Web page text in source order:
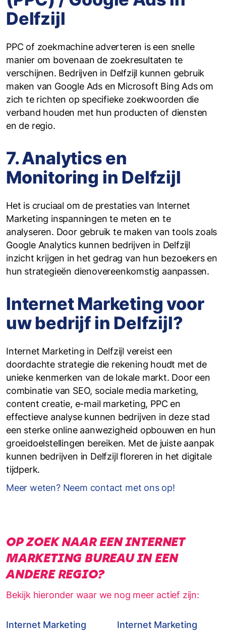
Delfzijl
PPC of zoekmachine adverteren is een snelle
manier om bovenaan de zoekresultaten te
verschijnen. Bedrijven in Delfzijl kunnen gebruik
maken van Google Ads en Microsoft Bing Ads om
zich te richten op specifieke zoekwoorden die
verband houden met hun producten of diensten
en de regio.
7. Analytics en
Monitoring in Delfzijl
Het is cruciaal om de prestaties van Internet
Marketing inspanningen te meten en te
analyseren. Door gebruik te maken van tools zoals
Google Analytics kunnen bedrijven in Delfzijl
inzicht krijgen in het gedrag van hun bezoekers en
hun strategieën dienovereenkomstig aanpassen.
Internet Marketing voor
uw bedrijf in Delfzijl?
Internet Marketing in Delfzijl vereist een
doordachte strategie die rekening houdt met de
unieke kenmerken van de lokale markt. Door een
combinatie van SEO, sociale media marketing,
content creatie, e-mail marketing, PPC en
effectieve analyse kunnen bedrijven in deze stad
een sterke online aanwezigheid opbouwen en hun
groeidoelstellingen bereiken. Met de juiste aanpak
kunnen bedrijven in Delfzijl floreren in het digitale
tijdperk.
Meer weten? Neem contact met ons op!
OP ZOEK NAAR EEN INTERNET
MARKETING BUREAU IN EEN
ANDERE REGIO?
Bekijk hieronder waar we nog meer actief zijn:
Internet Marketing
Internet Marketing